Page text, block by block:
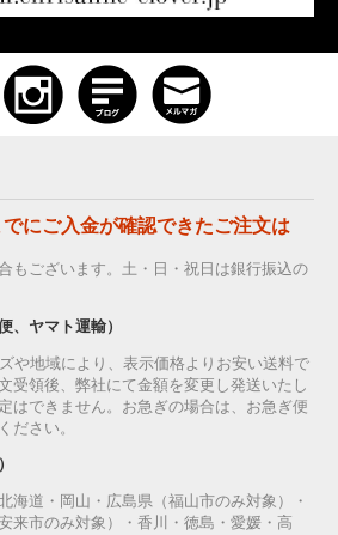
でにご入金が確認できたご注文は
もございます。土・日・祝日は銀行振込の
、ヤマト運輸）
や地域により、表示価格よりお安い送料で
受領後、弊社にて金額を変更し発送いたし
はできません。お急ぎの場合は、お急ぎ便
ださい。
海道・岡山・広島県（福山市のみ対象）・
来市のみ対象）・香川・徳島・愛媛・高